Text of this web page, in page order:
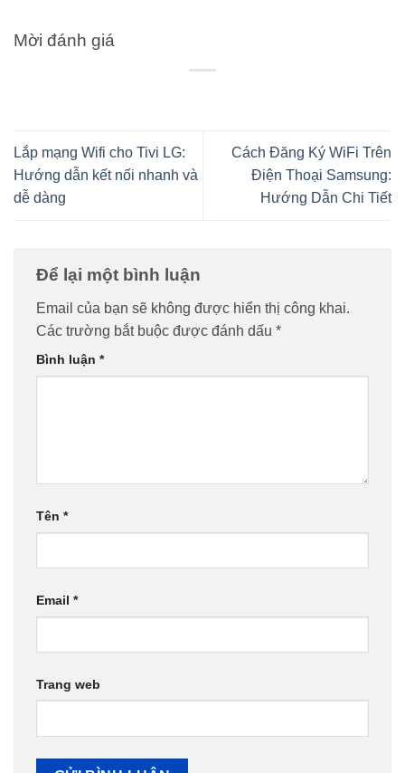
Mời đánh giá
Lắp mạng Wifi cho Tivi LG:
Hướng dẫn kết nối nhanh và
dễ dàng
Cách Đăng Ký WiFi Trên
Điện Thoại Samsung:
Hướng Dẫn Chi Tiết
Để lại một bình luận
Email của bạn sẽ không được hiển thị công khai.
Các trường bắt buộc được đánh dấu *
Bình luận *
Tên *
Email *
Trang web